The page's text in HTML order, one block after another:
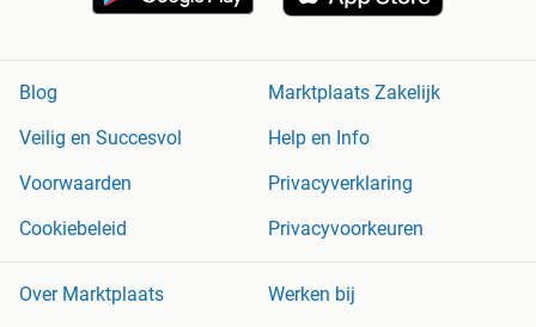
Blog
Marktplaats Zakelijk
Veilig en Succesvol
Help en Info
Voorwaarden
Privacyverklaring
Cookiebeleid
Privacyvoorkeuren
Over Marktplaats
Werken bij